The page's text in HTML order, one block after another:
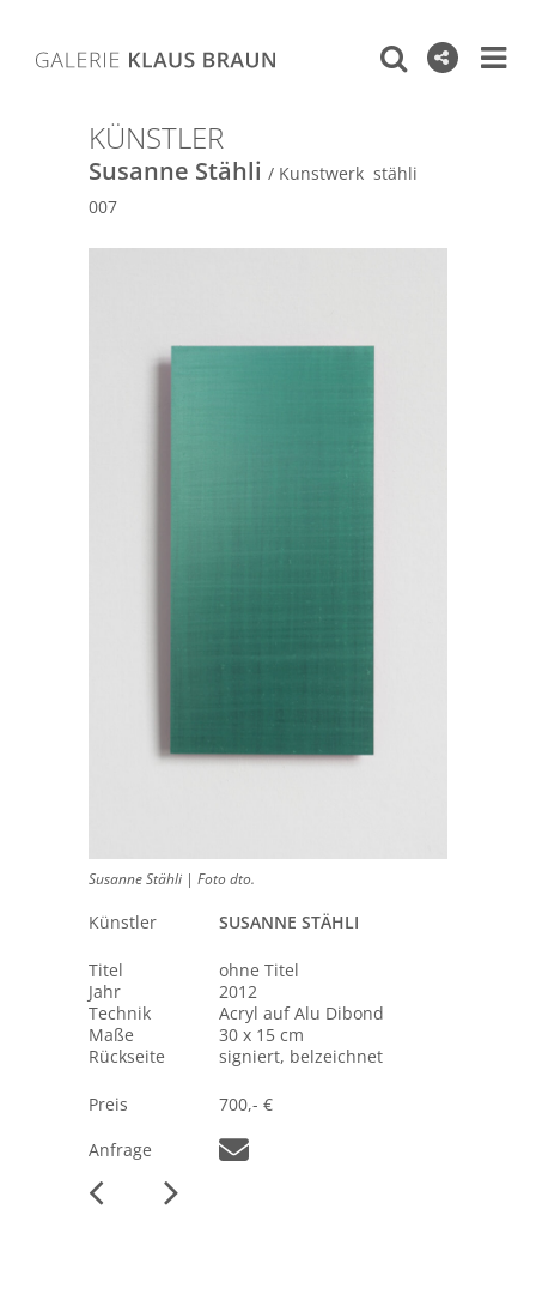
KÜNSTLER
Susanne Stähli / Kunstwerk stähli
007
Susanne Stähli | Foto dto.
Künstler
Titel
Jahr
Technik
Maße
Rückseite
Preis
SUSANNE STÄHLI
ohne Titel
2012
Acryl auf Alu Dibond
30 x 15 cm
signiert, belzeichnet
700,- €
Anfrage